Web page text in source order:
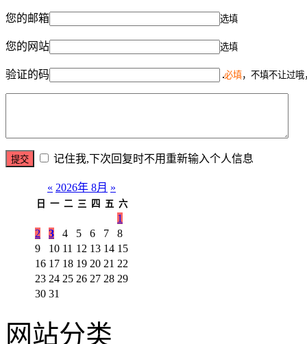
您的邮箱 选填
您的网站 选填
验证的码 必填，不填不让过
记住我,下次回复时不用重新输入个人信息
« 2026年 8月 »
日 一 二 三 四 五 六
1
2
3 4 5 6 7
8
9
10 11 12 13 14 15
16 17 18 19 20 21 22
23 24 25 26 27 28 29
30 31
网站分类